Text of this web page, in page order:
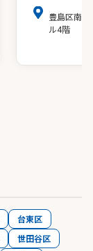
豊島区南池
ル4階
台東区
世田谷区